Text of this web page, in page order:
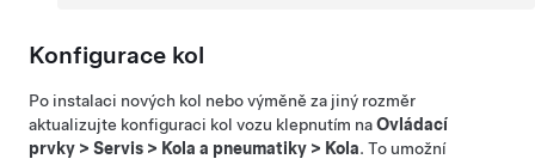
Konfigurace kol
Po instalaci nových kol nebo výměně za jiný rozměr
aktualizujte konfiguraci kol vozu klepnutím naOvládací
prvky > Servis > Kola a pneumatiky > Kola. To umožní